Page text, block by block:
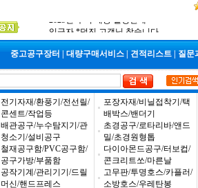
2025년 추석 배송 일정안내
입금자 *덕진 고객님 찾습니다
중고공구장터
대량구매서비스 견적리스트 질문
전기자재/환풍기/전선릴/
콘센트/작업등
배관공구/누수탐지기/관
청소기/설비공구
철재공구함/PVC공구함/
공구가방/부품함
공작기계/관리기기/드릴
머신/핸드프레스
포장자재/비닐접착기/택
배박스/밴더기
초경공구/로타리바/앤드
밀/초경원형톱
다이아몬드공구/터보컵/
콘크리트쏘/마른날
고무판/투명호스/카플러/
소방호스/우레탄봉